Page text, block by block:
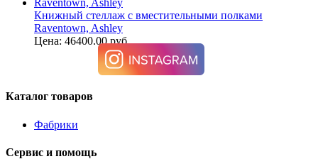
Книжный стеллаж с вместительными полками
Raventown, Ashley
Цена: 46400.00 руб.
Каталог товаров
Фабрики
Сервис и помощь